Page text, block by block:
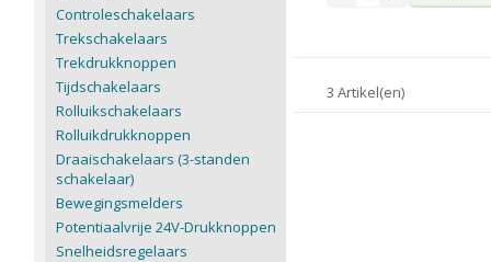
3 Artikel(en)
Controleschakelaars
Trekschakelaars
Trekdrukknoppen
Tijdschakelaars
Rolluikschakelaars
Rolluikdrukknoppen
Draaischakelaars (3-standen
schakelaar)
Bewegingsmelders
Potentiaalvrije 24V-Drukknoppen
Snelheidsregelaars